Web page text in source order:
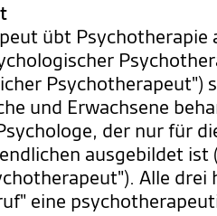
übt Psychotherapie
Psychotherapeut")
und Erwachsene
der nur für
ausgebildet ist
Alle drei
eine